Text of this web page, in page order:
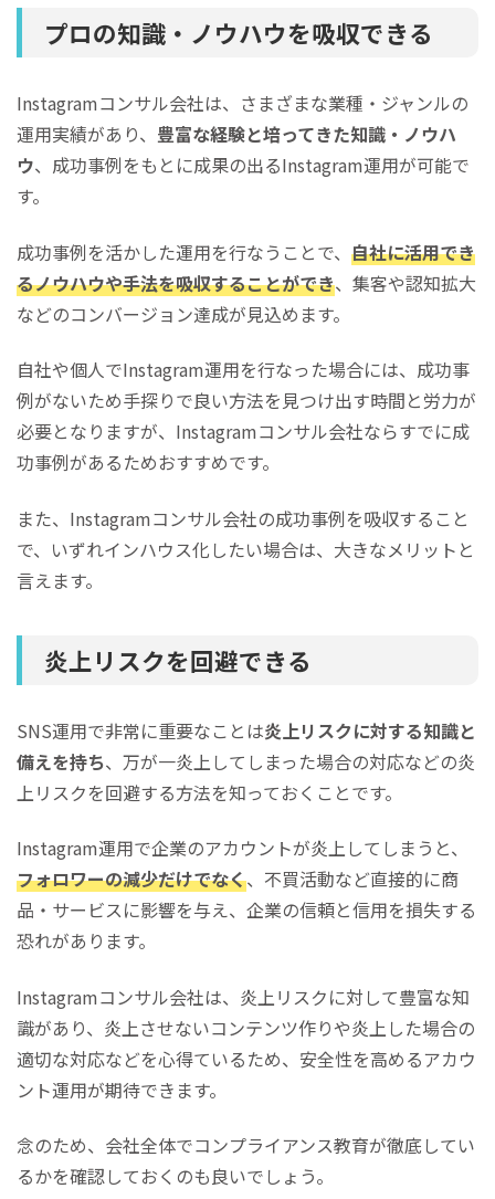
プロの知識・ノウハウを吸収できる
Instagramコンサル会社は、さまざまな業種・ジャンルの
運用実績があり、 豊富な経験と培ってきた知識・ノウハ
ウ、成功事例をもとに成果の出るInstagram運用が可能で
す。
成功事例を活かした運用を行なうことで、 自社に活用でき
るノウハウや手法を吸収することができ、集客や認知拡大
などのコンバージョン達成が見込めます。
自社や個人でInstagram運用を行なった場合には、成功事
例がないため手探りで良い方法を見つけ出す時間と労力が
必要となりますが、Instagramコンサル会社ならすでに成
功事例があるためおすすめです。
また、Instagramコンサル会社の成功事例を吸収すること
で、いずれインハウス化したい場合は、大きなメリットと
言えます。
炎上リスクを回避できる
SNS運用で非常に重要なことは炎上リスクに対する知識と
備えを持ち、万が一炎上してしまった場合の対応などの炎
上リスクを回避する方法を知っておくことです。
Instagram運用で企業のアカウントが炎上してしまうと、
フォロワーの減少だけでなく、不買活動など直接的に商
品・サービスに影響を与え、企業の信頼と信用を損失する
恐れがあります。
Instagramコンサル会社は、炎上リスクに対して豊富な知
識があり、炎上させないコンテンツ作りや炎上した場合の
適切な対応などを心得ているため、安全性を高めるアカウ
ント運用が期待できます。
念のため、会社全体でコンプライアンス教育が徹底してい
るかを確認しておくのも良いでしょう。